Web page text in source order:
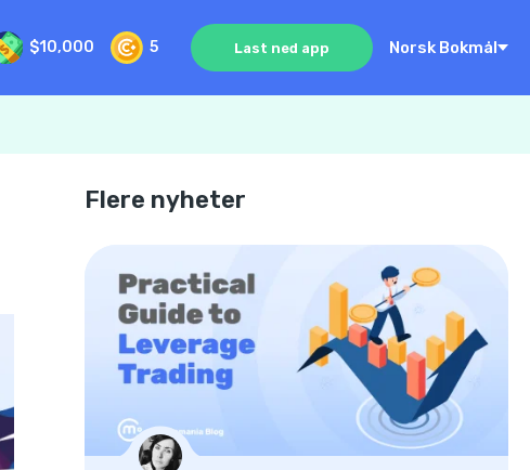
$10,000 5 Last ned app Norsk Bokmål
Flere nyheter